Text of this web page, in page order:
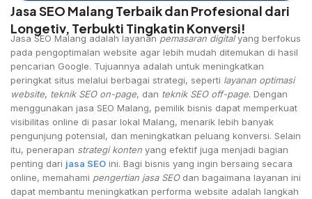
Jasa SEO Malang Terbaik dan Profesional dari
Longetiv, Terbukti Tingkatin Konversi!
Jasa SEO Malang adalah layanan pemasaran digitalyang berfokus
pada pengoptimalan website agar lebih mudah ditemukan di hasil
pencarian Google. Tujuannya adalah untuk meningkatkan
peringkat situs melalui berbagai strategi, seperti layanan optimasi
website, teknik SEO on-page, dan teknik SEO off-page. Dengan
menggunakan jasa SEO Malang, pemilik bisnis dapat memperkuat
visibilitas online di pasar lokal Malang, menarik lebih banyak
pengunjung potensial, dan meningkatkan peluang konversi. Selain
itu, penerapan strategi konten yang efektif juga menjadi bagian
penting dari jasa SEO ini. Bagi bisnis yang ingin bersaing secara
online, memahami pengertian jasa SEOdan bagaimana layanan ini
dapat membantu meningkatkan performa website adalah langkah